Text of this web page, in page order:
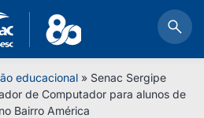
educacional» Senac Sergipe
de Computador para alunos de
Bairro América